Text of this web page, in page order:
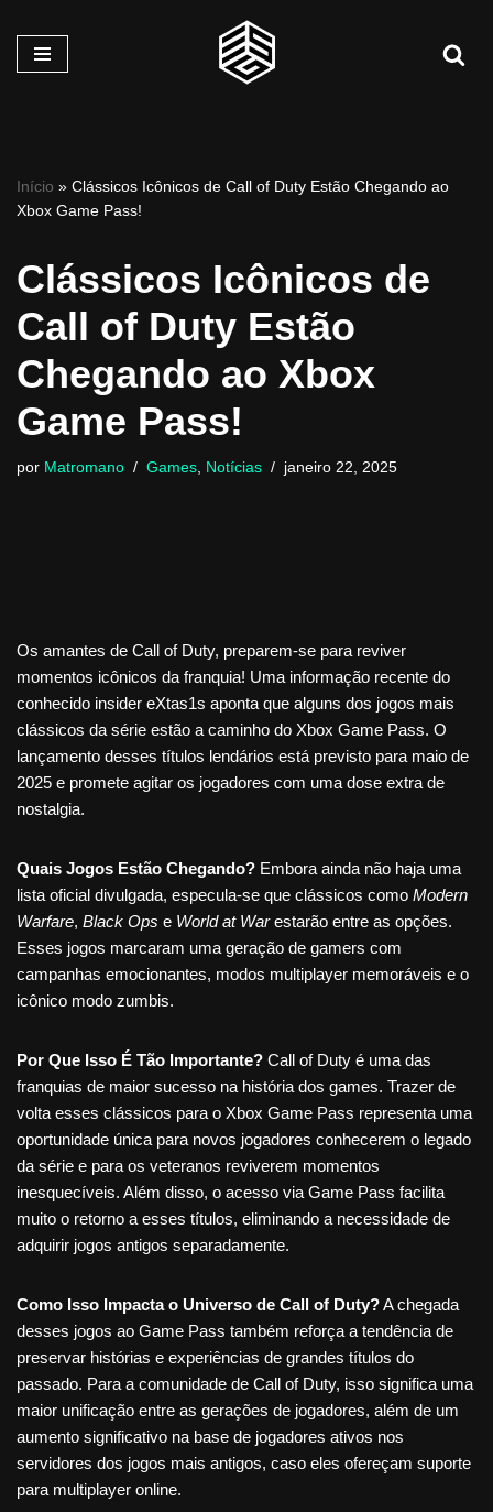
Pular
Início » Clássicos Icônicos de Call of Duty Estão Chegando ao
Xbox Game Pass!
Clássicos Icônicos de
Call of Duty Estão
Chegando ao Xbox
Game Pass!
por Matromano Games, Notícias janeiro 22, 2025
Os amantes de Call of Duty, preparem-se para reviver
momentos icônicos da franquia! Uma informação recente do
conhecido insider eXtas1s aponta que alguns dos jogos mais
clássicos da série estão a caminho do Xbox Game Pass. O
lançamento desses títulos lendários está previsto para maio de
2025 e promete agitar os jogadores com uma dose extra de
nostalgia.
Quais Jogos Estão Chegando? Embora ainda não haja uma
lista oficial divulgada, especula-se que clássicos como Modern
Warfare, Black Ops e World at Warestarão entre as opções.
Esses jogos marcaram uma geração de gamers com
campanhas emocionantes, modos multiplayer memoráveis e o
icônico modo zumbis.
Por Que Isso É Tão Importante? Call of Duty é uma das
franquias de maior sucesso na história dos games. Trazer de
volta esses clássicos para o Xbox Game Pass representa uma
oportunidade única para novos jogadores conhecerem o legado
da série e para os veteranos reviverem momentos
inesquecíveis. Além disso, o acesso via Game Pass facilita
muito o retorno a esses títulos, eliminando a necessidade de
adquirir jogos antigos separadamente.
Como Isso Impacta o Universo de Call of Duty?A chegada
desses jogos ao Game Pass também reforça a tendência de
preservar histórias e experiências de grandes títulos do
passado. Para a comunidade de Call of Duty, isso significa uma
maior unificação entre as gerações de jogadores, além de um
aumento significativo na base de jogadores ativos nos
servidores dos jogos mais antigos, caso eles ofereçam suporte
para multiplayer online.